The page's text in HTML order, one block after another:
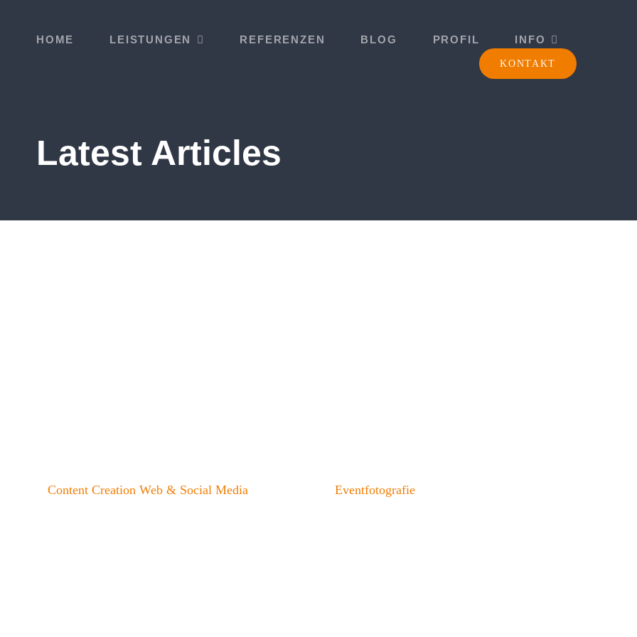
HOME LEISTUNGEN REFERENZEN BLOG PROFIL INFO
KONTAKT
Latest Articles
Content Creation Web & Social Media Eventfotografie